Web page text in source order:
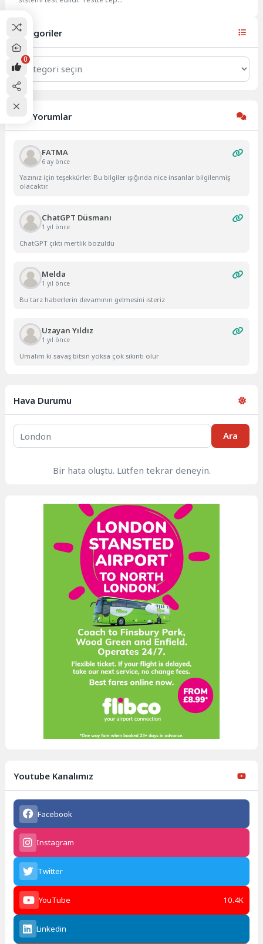
Kategoriler
Kategoriler
Son Yorumlar
FATMA
6 ay önce
Yazınız için teşekkürler. Bu bilgiler ışığında nice insanlar bilgilenmiş
olacaktır.
ChatGPT Düsmanı
1 yıl önce
ChatGPT çıktı mertlik bozuldu
Melda
1 yıl önce
Bu tarz haberlerin devamının gelmesini isteriz
Uzayan Yıldız
1 yıl önce
Umalım ki savaş bitsin yoksa çok sıkıntı olur
Hava Durumu
Ara
Bir hata oluştu. Lütfen tekrar deneyin.
Youtube Kanalımız
Facebook
Instagram
Twitter
YouTube 10.4K
Linkedin
0